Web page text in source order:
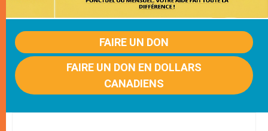
FAIRE UN DON
FAIRE UN DON EN DOLLARS
CANADIENS